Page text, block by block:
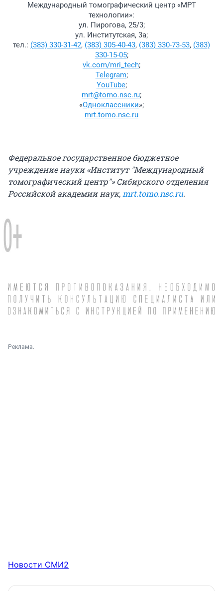
Международный томографический центр «МРТ
технологии»:
ул. Пирогова, 25/3;
ул. Институтская, 3а;
тел.: (383) 330-31-42, (383) 305-40-43, (383) 330-73-53, (383)
330-15-05;
vk.com/mri_tech;
Telegram;
YouTube;
mrt@tomo.nsc.ru;
«Одноклассники»;
mrt.tomo.nsc.ru
Федеральное государственное бюджетное
учреждение науки «Институт "Международный
томографический центр"» Сибирского отделения
Российской академии наук,mrt.tomo.nsc.ru.
Реклама.
Новости СМИ2